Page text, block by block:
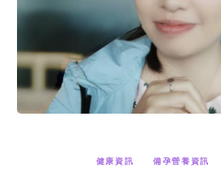
健康資訊 備孕營養資訊